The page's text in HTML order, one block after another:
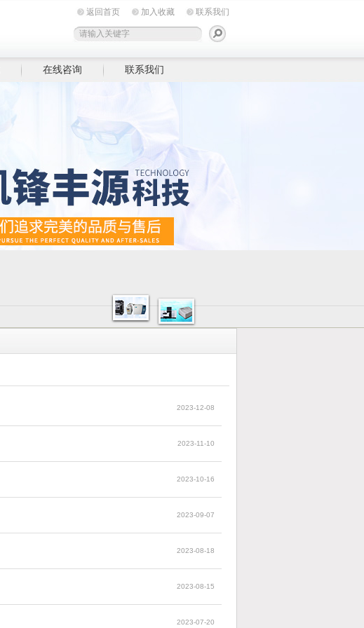
返回首页 加入收藏 联系我们
在线咨询 联系我们
2023-12-08
2023-11-10
2023-10-16
2023-09-07
2023-08-18
2023-08-15
2023-07-20